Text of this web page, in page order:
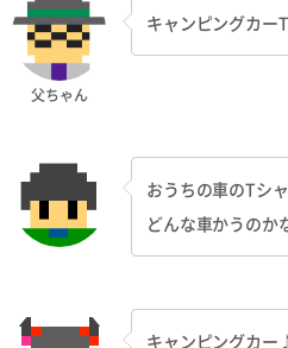
父ちゃん
キャンピングカー
おうちの車のTシ
どんな車かうのか
キャンピングカ